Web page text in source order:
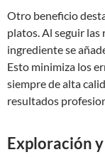
Otro beneficio
platos. Al seguir las
ingrediente se
Esto minimiza los
siempre de alta
resultados
Exploración